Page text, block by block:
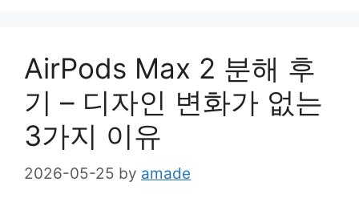
AirPods Max 2 분해 후
기 – 디자인 변화가 없는
3가지 이유
2026-05-25 by amade